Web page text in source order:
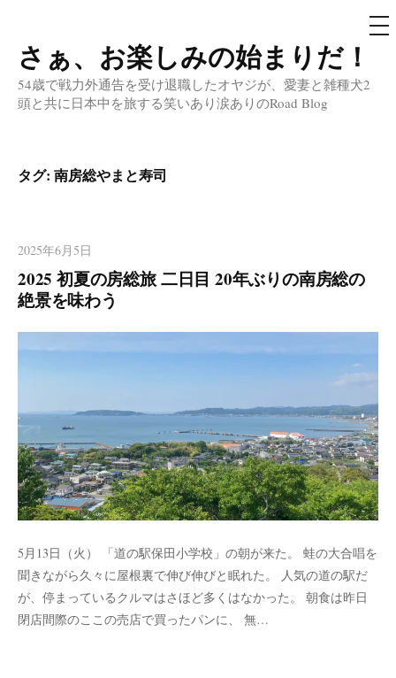
コ
ン
テ
へ
ッ
さぁ、お楽しみの始まりだ！
54歳で戦力外通告を受け退職したオヤジが、愛妻と雑種犬2
頭と共に日本中を旅する笑いあり涙ありのRoad Blog
メ
ニ
タグ: 南房総やまと寿司
2025年6月5日
2025 初夏の房総旅 二日目 20年ぶりの南房総の
絶景を味わう
5月13日（火） 「道の駅保田小学校」の朝が来た。 蛙の大合唱を
聞きながら久々に屋根裏で伸び伸びと眠れた。 人気の道の駅だ
が、停まっているクルマはさほど多くはなかった。 朝食は昨日
閉店間際のここの売店で買ったパンに、 無…